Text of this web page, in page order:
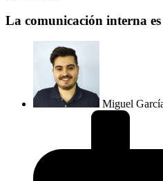
La comunicación interna
Miguel